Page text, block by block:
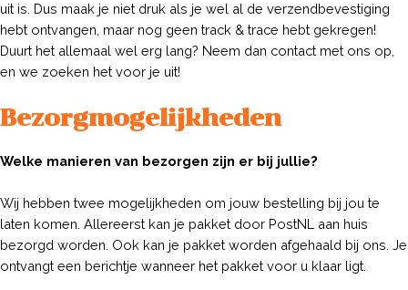
uit is. Dus maak je niet druk als je wel al de verzendbevestiging
hebt ontvangen, maar nog geen track & trace hebt gekregen!
Duurt het allemaal wel erg lang? Neem dan contact met ons op,
en we zoeken het voor je uit!
Bezorgmogelijkheden
Welke manieren van bezorgen zijn er bij jullie?
Wij hebben twee mogelijkheden om jouw bestelling bij jou te
laten komen. Allereerst kan je pakket door PostNL aan huis
bezorgd worden. Ook kan je pakket worden afgehaald bij ons. Je
ontvangt een berichtje wanneer het pakket voor u klaar ligt.